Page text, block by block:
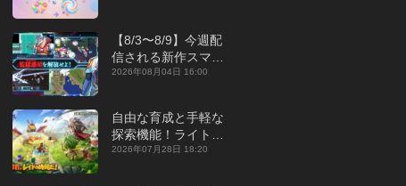
【8/3〜8/9】今週配
信される新作スマホ
ゲームをまとめてお
2026年08月04日 16:00
自由な育成と手軽な
探索機能！ライトカ
ジュアルMMORPG
2026年07月28日 18:20